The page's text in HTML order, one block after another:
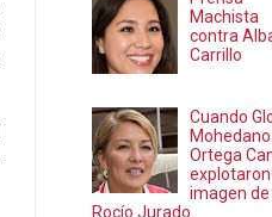
Machista
contra
Carrillo
Cuando
Ortega
explotaron
imagen de
Rocío Jurado